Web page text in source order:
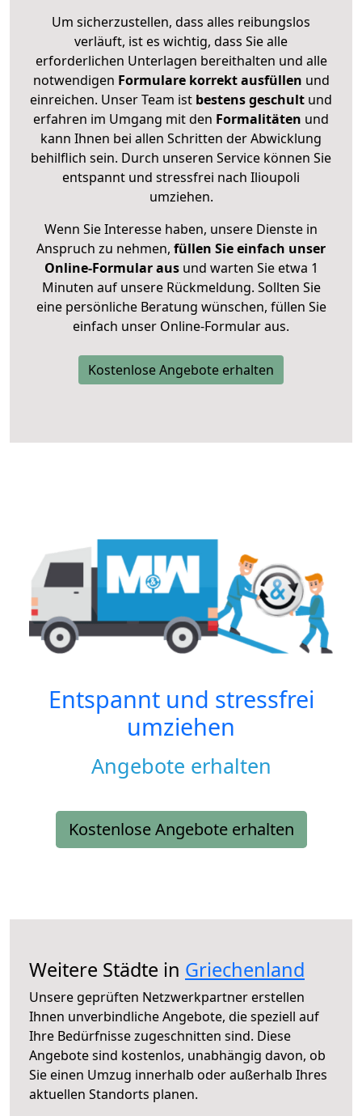
Um sicherzustellen, dass alles reibungslos
verläuft, ist es wichtig, dass Sie alle
erforderlichen Unterlagen bereithalten und alle
notwendigen Formulare korrekt ausfüllen und
einreichen. Unser Team ist bestens geschult und
erfahren im Umgang mit den Formalitäten und
kann Ihnen bei allen Schritten der Abwicklung
behilflich sein. Durch unseren Service können Sie
entspannt und stressfrei nach Ilioupoli
umziehen.
Wenn Sie Interesse haben, unsere Dienste in
Anspruch zu nehmen, füllen Sie einfach unser
Online-Formular ausund warten Sie etwa 1
Minuten auf unsere Rückmeldung. Sollten Sie
eine persönliche Beratung wünschen, füllen Sie
einfach unser Online-Formular aus.
Kostenlose Angebote erhalten
Entspannt und stressfrei
umziehen
Angebote erhalten
Kostenlose Angebote erhalten
Weitere Städte in Griechenland
Unsere geprüften Netzwerkpartner erstellen
Ihnen unverbindliche Angebote, die speziell auf
Ihre Bedürfnisse zugeschnitten sind. Diese
Angebote sind kostenlos, unabhängig davon, ob
Sie einen Umzug innerhalb oder außerhalb Ihres
aktuellen Standorts planen.